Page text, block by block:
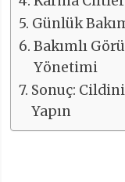
Günlük
Bakımlı
Yönetimi
Sonuç:
Yapın